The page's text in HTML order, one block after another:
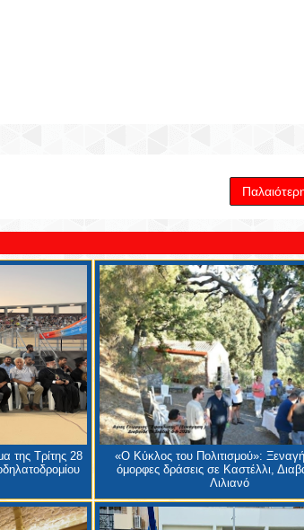
της Τρίτης 28
«Ο Κύκλος του Πολιτισμού»:
όμορφες δράσεις σε Καστέλλι,
Λιλιανό